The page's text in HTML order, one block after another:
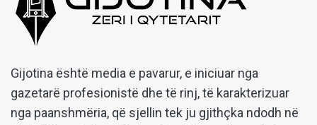
Gijotina është media e pavarur, e iniciuar nga
gazetarë profesionistë dhe të rinj, të karakterizuar
nga paanshmëria, që sjellin tek ju gjithçka ndodh në